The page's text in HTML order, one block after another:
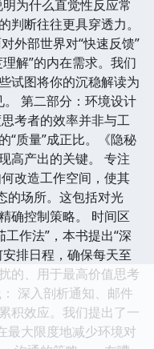
为什么直觉性反应常
判断往往更具穿透力。
外部世界对“快速反馈”
解”的内在需求。我们
试图将你的沉稳解读为
。 第二部分：环境设计
考者的效率并非与工
“质量”成正比。《隐秘
高产出的关键。 专注
改造工作空间，使其
的场所。这包括对光
确控制策略。 时间区
作法”，本书提出“深
排日程，确保每天至
的、用于最高价值思考
深入剖析通知、邮件
积效应。我们提出了一
最大限度地减少环境对